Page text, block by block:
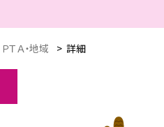
ＰＴＡ・地域 > 詳細